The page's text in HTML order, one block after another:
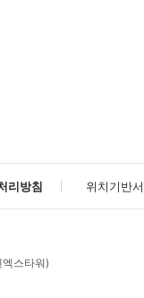
리방침 위치기반
스타워)